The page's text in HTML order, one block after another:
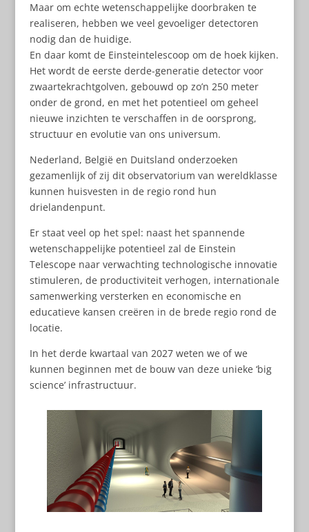
Maar om echte wetenschappelijke doorbraken te
realiseren, hebben we veel gevoeliger detectoren
nodig dan de huidige.
En daar komt de Einsteintelescoop om de hoek kijken.
Het wordt de eerste derde-generatie detector voor
zwaartekrachtgolven, gebouwd op zo’n 250 meter
onder de grond, en met het potentieel om geheel
nieuwe inzichten te verschaffen in de oorsprong,
structuur en evolutie van ons universum.
Nederland, België en Duitsland onderzoeken
gezamenlijk of zij dit observatorium van wereldklasse
kunnen huisvesten in de regio rond hun
drielandenpunt.
Er staat veel op het spel: naast het spannende
wetenschappelijke potentieel zal de Einstein
Telescope naar verwachting technologische innovatie
stimuleren, de productiviteit verhogen, internationale
samenwerking versterken en economische en
educatieve kansen creëren in de brede regio rond de
locatie.
In het derde kwartaal van 2027 weten we of we
kunnen beginnen met de bouw van deze unieke ‘big
science’ infrastructuur.